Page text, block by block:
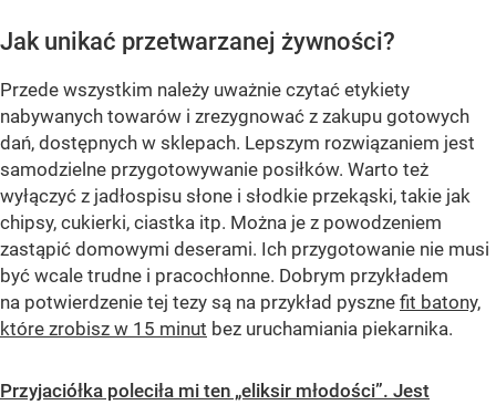
Jak unikać przetwarzanej żywności?
Przede wszystkim należy uważnie czytać etykiety
nabywanych towarów i zrezygnować z zakupu gotowych
dań, dostępnych w sklepach. Lepszym rozwiązaniem jest
samodzielne przygotowywanie posiłków. Warto też
wyłączyć z jadłospisu słone i słodkie przekąski, takie jak
chipsy, cukierki, ciastka itp. Można je z powodzeniem
zastąpić domowymi deserami. Ich przygotowanie nie musi
być wcale trudne i pracochłonne. Dobrym przykładem
na potwierdzenie tej tezy są na przykład pyszne fit batony,
które zrobisz w 15 minut bez uruchamiania piekarnika.
Przyjaciółka poleciła mi ten „eliksir młodości”. Jest